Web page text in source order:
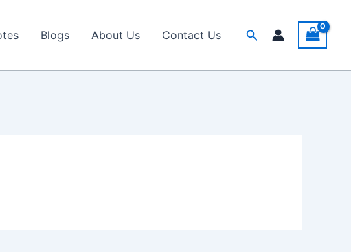
Blogs About Us Contact Us Search